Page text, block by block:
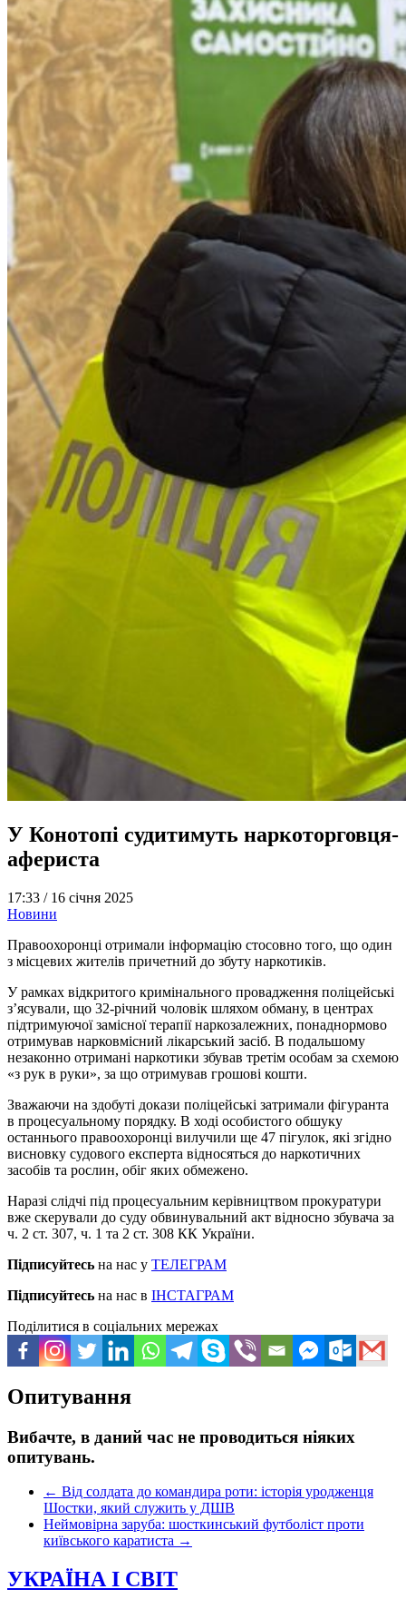
У Конотопі судитимуть наркоторговця-
афериста
17:33 / 16 січня 2025
Новини
Правоохоронці отримали інформацію стосовно того, що один
з місцевих жителів причетний до збуту наркотиків.
У рамках відкритого кримінального провадження поліцейські
з’ясували, що 32-річний чоловік шляхом обману, в центрах
підтримуючої замісної терапії наркозалежних, понаднормово
отримував нарковмісний лікарський засіб. В подальшому
незаконно отримані наркотики збував третім особам за схемою
«з рук в руки», за що отримував грошові кошти.
Зважаючи на здобуті докази поліцейські затримали фігуранта
в процесуальному порядку. В ході особистого обшуку
останнього правоохоронці вилучили ще 47 пігулок, які згідно
висновку судового експерта відносяться до наркотичних
засобів та рослин, обіг яких обмежено.
Наразі слідчі під процесуальним керівництвом прокуратури
вже скерували до суду обвинувальний акт відносно збувача за
ч. 2 ст. 307, ч. 1 та 2 ст. 308 КК України.
Підписуйтесь на нас у ТЕЛЕГРАМ
Підписуйтесь на нас в ІНСТАГРАМ
Поділитися в соціальних мережах
Опитування
Вибачте, в даний час не проводиться ніяких
опитувань.
← Від солдата до командира роти: історія уродженця
Шостки, який служить у ДШВ
Неймовірна заруба: шосткинський футболіст проти
київського каратиста →
УКРАЇНА І СВІТ